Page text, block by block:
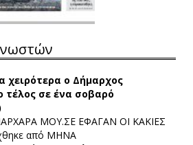
χειρότερα ο Δήμαρχος
τέλος σε ένα σοβαρό
ΜΟΥ.ΣΕ ΕΦΑΓΑΝ ΟΙ ΚΑΚΙΕΣ
από ΜΗΝΑ